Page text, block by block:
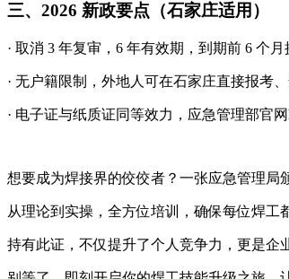
三、2026 新政要点（石家庄适用）
· 取消 3 年复审，6 年有效期，到期前 6 个月
· 无户籍限制，外地人可在石家庄直接报考、
· 电子证与纸质证同等效力，应急管理部官网
想要成为焊接界的佼佼者？一张应急管理局
从理论到实操，全方位培训，确保每位焊工
持有此证，不仅提升了个人竞争力，更是企